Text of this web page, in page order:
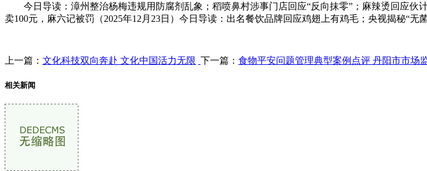
今日导读：漳州整治杨梅违规用防腐剂乱象；稻喷鼻村涉事门店回应“反向抹零”；麻辣烫回应伙
卖100元，麻六记被罚（2025年12月23日）今日导读：出名餐饮品牌回应鸡翅上有鸡毛；央视揭秘“无
上一篇： 文化科技双向奔赴 文化中国活力无限 下一篇： 食物平安问题管理典型案例点评 丹阳市市场
相关新闻